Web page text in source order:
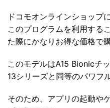
ドコモオンラインショップ
このプログラムを利用する
た際にかなりお得な価格で
このモデルはA15 Bionicチ
13シリーズと同等のパワフ
そのため、アプリの起動や